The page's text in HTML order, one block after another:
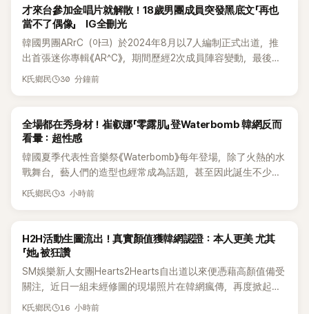
K-POP
才來台參加金唱片就解散！18歲男團成員突發黑底文「再也
當不了偶像」 IG全刪光
韓國男團ARrC（아크）於2024年8月以7人編制正式出道，推
出首張迷你專輯《AR^C》，期間歷經2次成員陣容變動，最後一
張作品則是2025年11月推出的〈Skiid〉。沒想到出道不到2年，
當錯愕。
K氏鄉民 30 分鐘前
K-POP
全場都在秀身材！崔叡娜「零露肌」登Waterbomb 韓網反而
看暈：超性感
韓國夏季代表性音樂祭《Waterbomb》每年登場，除了火熱的水
戰舞台，藝人們的造型也經常成為話題，甚至因此誕生不少
「Waterbomb女神」、「Waterbomb男神」。過去包括泫雅、宣
K氏鄉民 3 小時前
K-POP
H2H活動生圖流出！真實顏值獲韓網認證：本人更美 尤其
「她」被狂讚
SM娛樂新人女團Hearts2Hearts自出道以來便憑藉高顏值備受
關注，近日一組未經修圖的現場照片在韓網瘋傳，再度掀起熱
烈討論，不少看過本人的網友更直呼：「真人比照片還漂亮！」
K氏鄉民 16 小時前